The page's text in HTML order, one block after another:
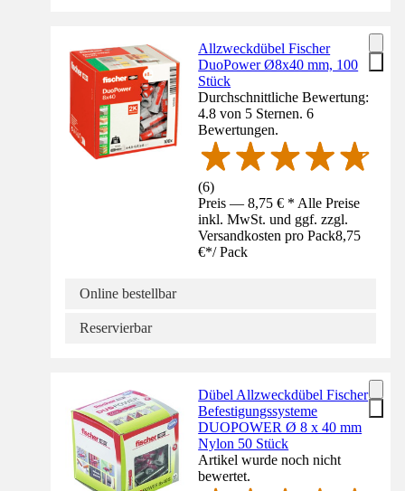
Allzweckdübel Fischer
DuoPower Ø8x40 mm, 100
Stück
Durchschnittliche Bewertung:
4.8 von 5 Sternen. 6
Bewertungen.
(6)
Preis — 8,75 € * Alle Preise
inkl. MwSt. und ggf. zzgl.
Versandkosten pro Pack8,75
€*/ Pack
Online bestellbar
Reservierbar
Dübel Allzweckdübel Fischer
Befestigungssysteme
DUOPOWER Ø 8 x 40 mm
Nylon 50 Stück
Artikel wurde noch nicht
bewertet.